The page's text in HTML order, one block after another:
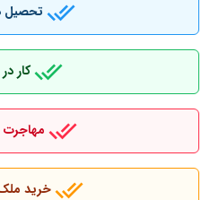
تحصیل
کار
مهاجرت
خرید